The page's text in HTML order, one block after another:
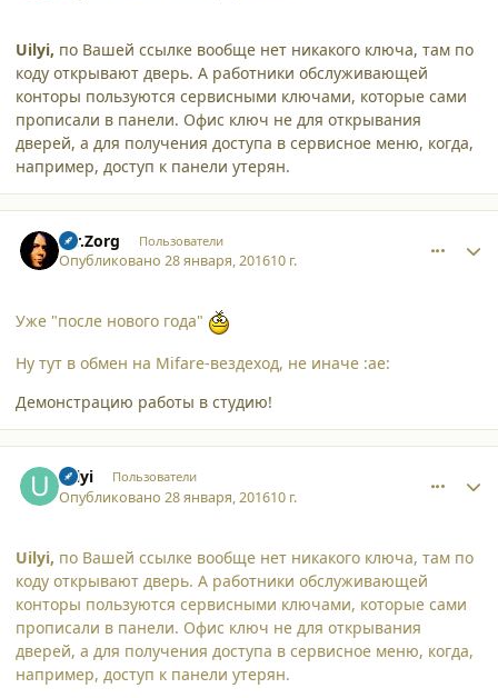
Uilyi, по Вашей ссылке вообще нет никакого ключа, там по
коду открывают дверь. А работники обслуживающей
конторы пользуются сервисными ключами, которые сами
прописали в панели. Офис ключ не для открывания
дверей, а для получения доступа в сервисное меню, когда,
например, доступ к панели утерян.
mr.Zorg Пользователи
Опубликовано28 января, 201610 г.
Уже "после нового года"
Ну тут в обмен на Mifare-вездеход, не иначе :ae:
Демонстрацию работы в студию!
Uilyi Пользователи
Опубликовано28 января, 201610 г.
Uilyi, по Вашей ссылке вообще нет никакого ключа, там по
коду открывают дверь. А работники обслуживающей
конторы пользуются сервисными ключами, которые сами
прописали в панели. Офис ключ не для открывания
дверей, а для получения доступа в сервисное меню, когда,
например, доступ к панели утерян.